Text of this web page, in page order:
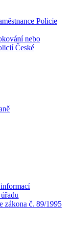
Policie
nebo
České
zákona č. 89/1995